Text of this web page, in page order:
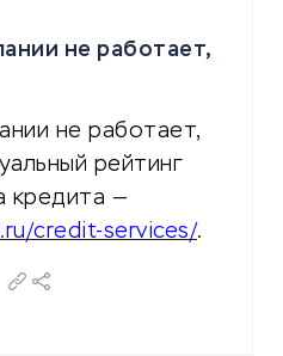
не работает,
не работает,
рейтинг
кредита —
credit-services/.